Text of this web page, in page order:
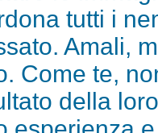
tutti i
Amali,
Come te,
della